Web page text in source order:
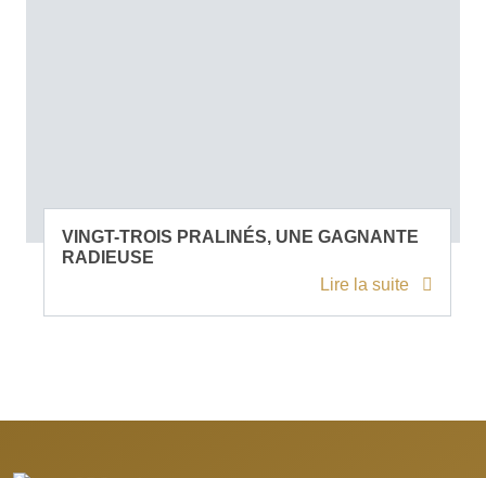
VINGT-TROIS PRALINÉS, UNE GAGNANTE
RADIEUSE
Lire la suite